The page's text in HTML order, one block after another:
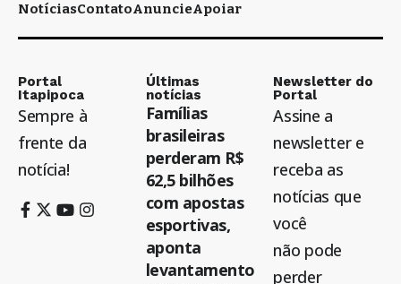
NotíciasContatoAnuncieApoiar
Portal
Itapipoca
Sempre à
frente da
notícia!
Últimas
notícias
Famílias
brasileiras
perderam R$
62,5 bilhões
com apostas
esportivas,
aponta
levantamento
Newsletter do
Portal
Assine a
newsletter e
receba as
notícias que
você
não pode
perder